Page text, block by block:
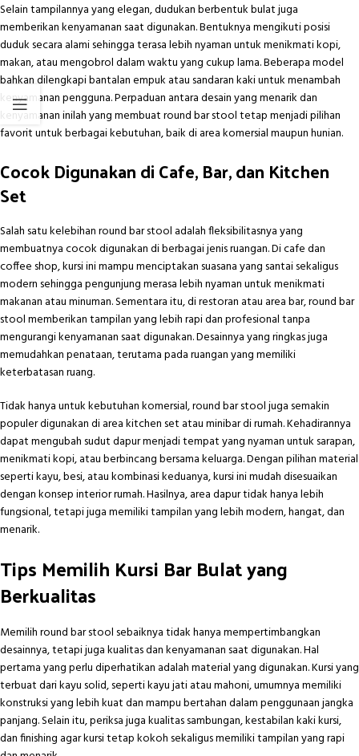
Selain tampilannya yang elegan, dudukan berbentuk bulat juga
memberikan kenyamanan saat digunakan. Bentuknya mengikuti posisi
duduk secara alami sehingga terasa lebih nyaman untuk menikmati kopi,
makan, atau mengobrol dalam waktu yang cukup lama. Beberapa model
bahkan dilengkapi bantalan empuk atau sandaran kaki untuk menambah
kenyamanan pengguna. Perpaduan antara desain yang menarik dan
kenyamanan inilah yang membuat round bar stool tetap menjadi pilihan
favorit untuk berbagai kebutuhan, baik di area komersial maupun hunian.
Cocok Digunakan di Cafe, Bar, dan Kitchen
Set
Salah satu kelebihan round bar stool adalah fleksibilitasnya yang
membuatnya cocok digunakan di berbagai jenis ruangan. Di cafe dan
coffee shop, kursi ini mampu menciptakan suasana yang santai sekaligus
modern sehingga pengunjung merasa lebih nyaman untuk menikmati
makanan atau minuman. Sementara itu, di restoran atau area bar, round bar
stool memberikan tampilan yang lebih rapi dan profesional tanpa
mengurangi kenyamanan saat digunakan. Desainnya yang ringkas juga
memudahkan penataan, terutama pada ruangan yang memiliki
keterbatasan ruang.
Tidak hanya untuk kebutuhan komersial, round bar stool juga semakin
populer digunakan di area kitchen set atau minibar di rumah. Kehadirannya
dapat mengubah sudut dapur menjadi tempat yang nyaman untuk sarapan,
menikmati kopi, atau berbincang bersama keluarga. Dengan pilihan material
seperti kayu, besi, atau kombinasi keduanya, kursi ini mudah disesuaikan
dengan konsep interior rumah. Hasilnya, area dapur tidak hanya lebih
fungsional, tetapi juga memiliki tampilan yang lebih modern, hangat, dan
menarik.
Tips Memilih Kursi Bar Bulat yang
Berkualitas
Memilih round bar stool sebaiknya tidak hanya mempertimbangkan
desainnya, tetapi juga kualitas dan kenyamanan saat digunakan. Hal
pertama yang perlu diperhatikan adalah material yang digunakan. Kursi yang
terbuat dari kayu solid, seperti kayu jati atau mahoni, umumnya memiliki
konstruksi yang lebih kuat dan mampu bertahan dalam penggunaan jangka
panjang. Selain itu, periksa juga kualitas sambungan, kestabilan kaki kursi,
dan finishing agar kursi tetap kokoh sekaligus memiliki tampilan yang rapi